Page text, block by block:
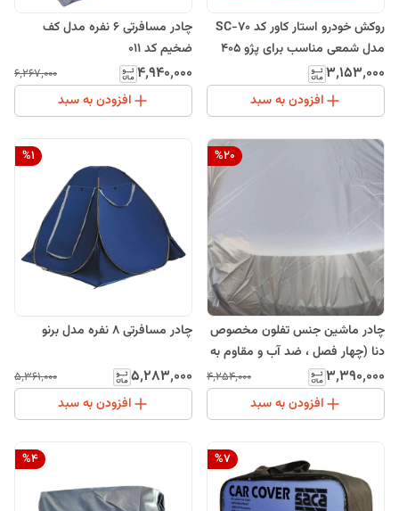
روکش خودرو استار کاور کد SC-70
مدل شمعی مناسب برای پژو 405
۳٬۱۵۳٬۰۰۰
افزودن به سبد
چادر مسافرتی 6 نفره مدل کف
ضخیم کد 011
۴٬۹۴۰٬۰۰۰ ۶٬۲۶۷٬۰۰۰
افزودن به سبد
%20
چادر ماشین جنس تفلون مخصوص
دنا (چهار فصل ، ضد آب و مقاوم به
آفتاب)
۳٬۳۹۰٬۰۰۰ ۴٬۲۵۴٬۰۰۰
افزودن به سبد
%1
چادر مسافرتی 8 نفره مدل برنو
۵٬۲۸۳٬۰۰۰ ۵٬۳۶۱٬۰۰۰
افزودن به سبد
%7
%4